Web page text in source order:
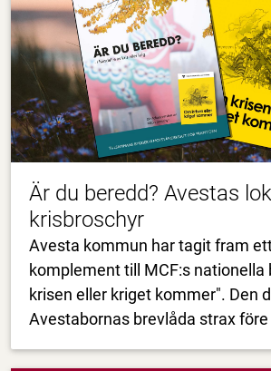
Är du beredd? Avestas
krisbroschyr
Avesta kommun har tagit fram
komplement till MCF:s nationella
krisen eller kriget kommer". Den
Avestabornas brevlåda strax före